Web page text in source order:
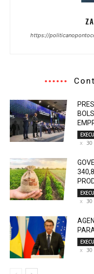
https://
30
30
30